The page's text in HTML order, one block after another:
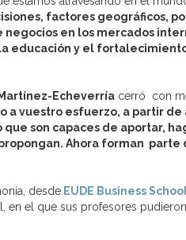
factores geográficos,
negocios en los mercados
educación y el
Echeverría cerró con
a vuestro esfuerzo, a partir
son capaces de aportar,
Ahora forman parte
desde EUDE Business
en el que sus profesores